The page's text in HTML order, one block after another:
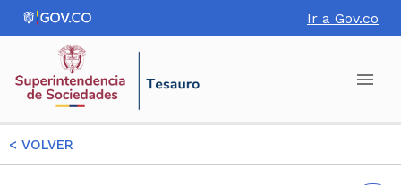
Ir a Gov.co
< VOLVER